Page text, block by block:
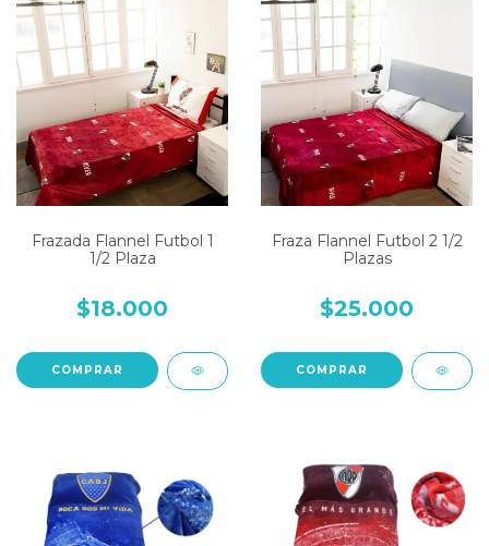
Frazada Flannel Futbol 1
1/2 Plaza
$18.000
COMPRAR
Fraza Flannel Futbol 2 1/2
Plazas
$25.000
COMPRAR